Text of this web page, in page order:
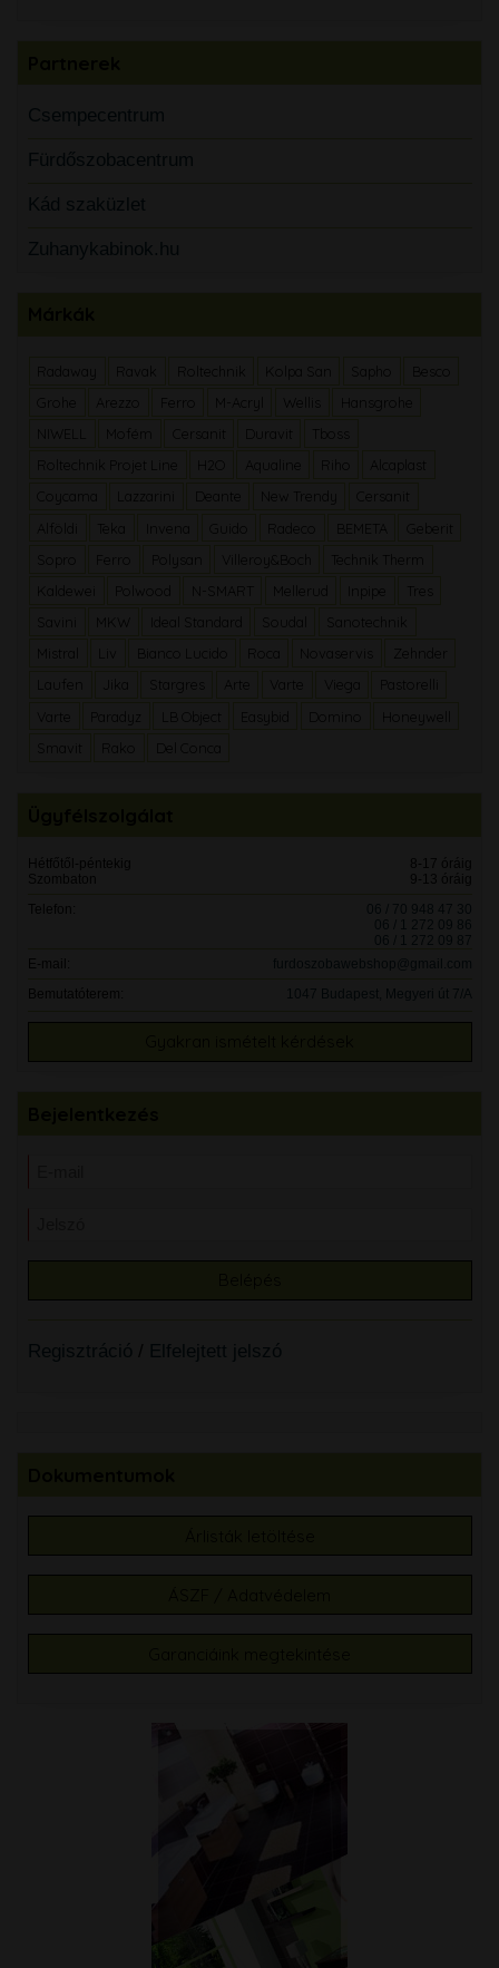
Csempecentrum
Fürdőszobacentrum
Kád szaküzlet
Zuhanykabinok.hu
Roltechnik Kolpa San
Besco
Grohe
Arezzo Ferro M-Acryl Wellis
Hansgrohe
Mofém Cersanit Duravit
Tboss
Roltechnik Projet Line
H2O Aqualine
Alcaplast
Deante New Trendy
Cersanit
Alföldi
Teka Invena Radeco BEMETA
Geberit
Ferro Villeroy&Boch
Technik Therm
Kaldewei
N-SMART Mellerud Inpipe
Tres
MKW Ideal Standard
Sanotechnik
Mistral
Bianco Lucido Novaservis
Zehnder
Laufen
Stargres Arte Varte Viega
Pastorelli
Varte
LB Object
Honeywell
Smavit
Del Conca
Hétfőtől-péntekig
8-17 óráig
Szombaton
9-13 óráig
Telefon:
06 / 70 948 47 30
06 / 1 272 09 86
06 / 1 272 09 87
furdoszobawebshop@gmail.com
Bemutatóterem:
1047 Budapest, Megyeri út 7/A
Regisztráció / Elfelejtett jelszó